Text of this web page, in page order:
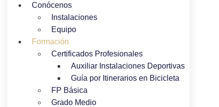
Conócenos
Instalaciones
Equipo
Formación
Certificados Profesionales
Auxiliar Instalaciones Deportivas
Guía por Itinerarios en Bicicleta
FP Básica
Grado Medio